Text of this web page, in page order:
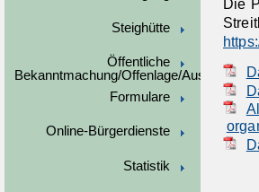
Steighütte
Öffentliche
Bekanntmachung/Offenlage/
Formulare
Online-Bürgerdienste
Statistik
Die